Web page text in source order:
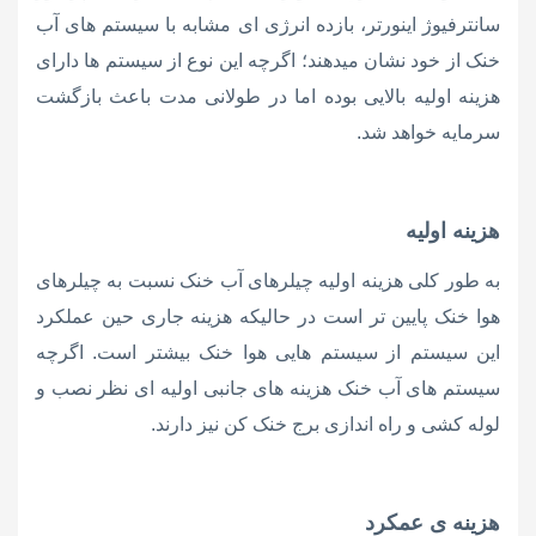
سانترفیوژ اینورتر، بازده انرژی ای مشابه با سیستم های آب
خنک از خود نشان میدهند؛ اگرچه این نوع از سیستم ها دارای
هزینه اولیه بالایی بوده اما در طولانی مدت باعث بازگشت
سرمایه خواهد شد.
هزینه اولیه
به طور کلی هزینه اولیه چیلرهای آب خنک نسبت به چیلرهای
هوا خنک پایین تر است در حالیکه هزینه جاری حین عملکرد
این سیستم از سیستم هایی هوا خنک بیشتر است. اگرچه
سیستم های آب خنک هزینه های جانبی اولیه ای نظر نصب و
لوله کشی و راه اندازی برج خنک کن نیز دارند.
هزینه ی عمکرد